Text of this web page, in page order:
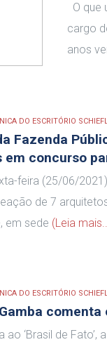
O que
cargo
anos
DO ESCRITÓRIO
Fazenda
em concurso
feira (25/06/
de 7
em sede (Leia
DO ESCRITÓRIO
ao ‘Brasil de